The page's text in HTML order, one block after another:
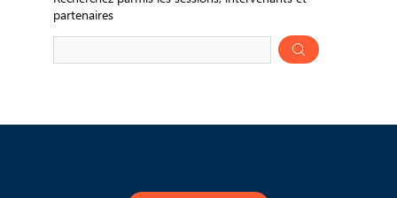
partenaires